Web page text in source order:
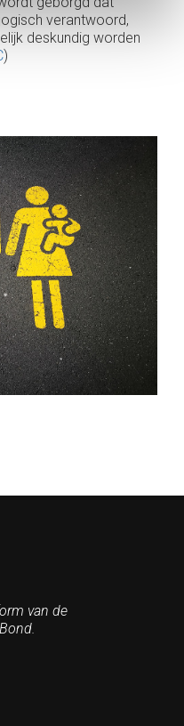
verantwoord,
deskundig worden
)
van de